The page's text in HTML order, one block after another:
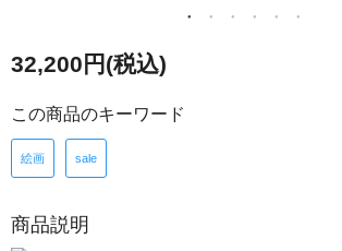
32,200円(税込)
この商品のキーワード
絵画 sale
商品説明